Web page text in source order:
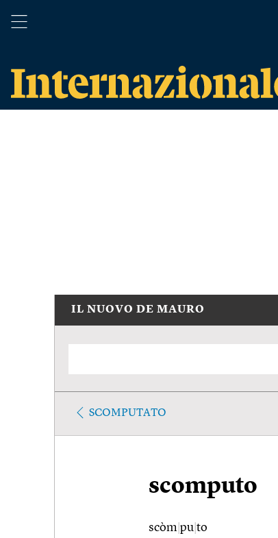
IL NUOVO DE MAURO
SCOMPUTATO
scomputo
scòm pu to